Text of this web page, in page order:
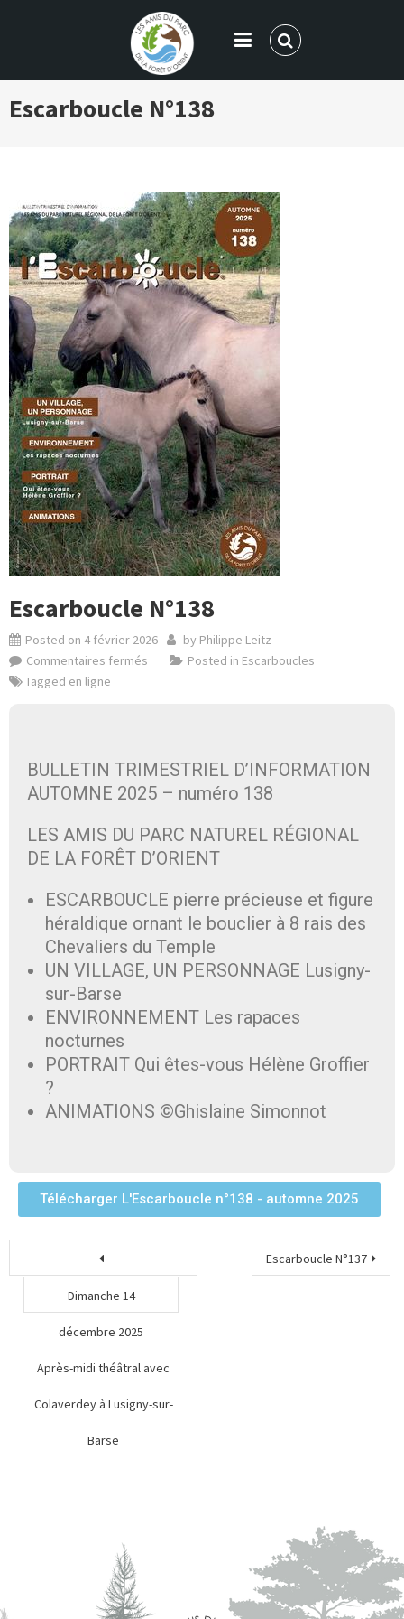
LES AMIS DU PARC DE LA FORÊT
D'ORIENT
Escarboucle N°138
Escarboucle N°138
Posted on 4 février 2026 by Philippe Leitz
Commentaires fermés
Posted in Escarboucles
Tagged en ligne
BULLETIN TRIMESTRIEL D’INFORMATION
AUTOMNE 2025 – numéro 138
LES AMIS DU PARC NATUREL RÉGIONAL
DE LA FORÊT D’ORIENT
ESCARBOUCLE pierre précieuse et figure
héraldique ornant le bouclier à 8 rais des
Chevaliers du Temple
UN VILLAGE, UN PERSONNAGE Lusigny-
sur-Barse
ENVIRONNEMENT Les rapaces
nocturnes
PORTRAIT Qui êtes-vous Hélène Groffier
?
ANIMATIONS ©Ghislaine Simonnot
Télécharger L'Escarboucle n°138 - automne 2025
Dimanche 14
décembre 2025
Après-midi théâtral avec
Colaverdey à Lusigny-sur-
Barse
Escarboucle N°137